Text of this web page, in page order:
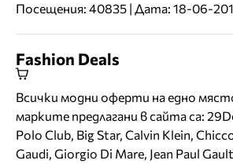
Посещения: 40835 | Дата: 18-06-
Fashion Deals
Всички модни оферти на едно
марките предлагани в сайта са:
Polo Club, Big Star, Calvin Klein,
Gaudi, Giorgio Di Mare, Jean Paul